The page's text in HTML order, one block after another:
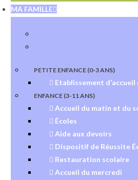
MA FAMILLE
PETITE ENFANCE (0-3 ANS)
Etablissement
ENFANCE (3-11 ANS)
Accueil du matin et du
Écoles
Aide aux devoirs
Dispositif de Réussite
Restauration scolaire
Accueil du mercredi